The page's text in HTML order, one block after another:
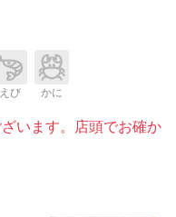
えび かに
います。店頭でお確か